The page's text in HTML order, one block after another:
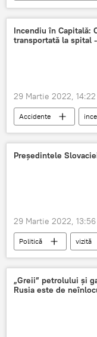
Rusia
Istanbul
Incendiu în Capitală:
transportată la spital -
29 Martie 2022, 14:22
Accidente
flăcări
spital
Știri din Moldova
Președintele
29 Martie 2022, 13:56
Politică vizită
președinte
martie
Știri
„Greii” petrolului și
Rusia este de